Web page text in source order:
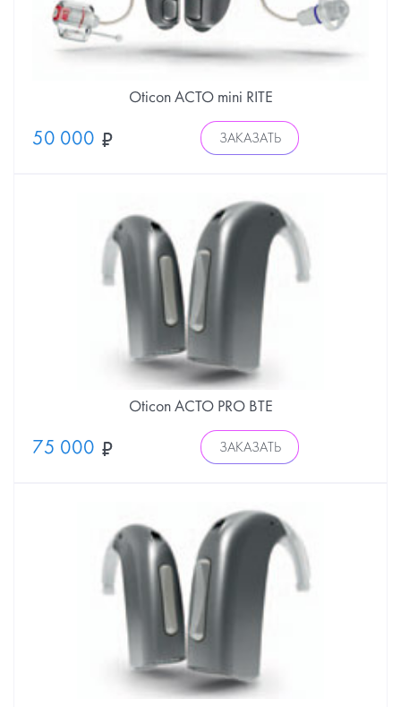
Oticon ACTO mini RITE
50 000 ЗАКАЗАТЬ
Oticon ACTO PRO BTE
75 000 ЗАКАЗАТЬ